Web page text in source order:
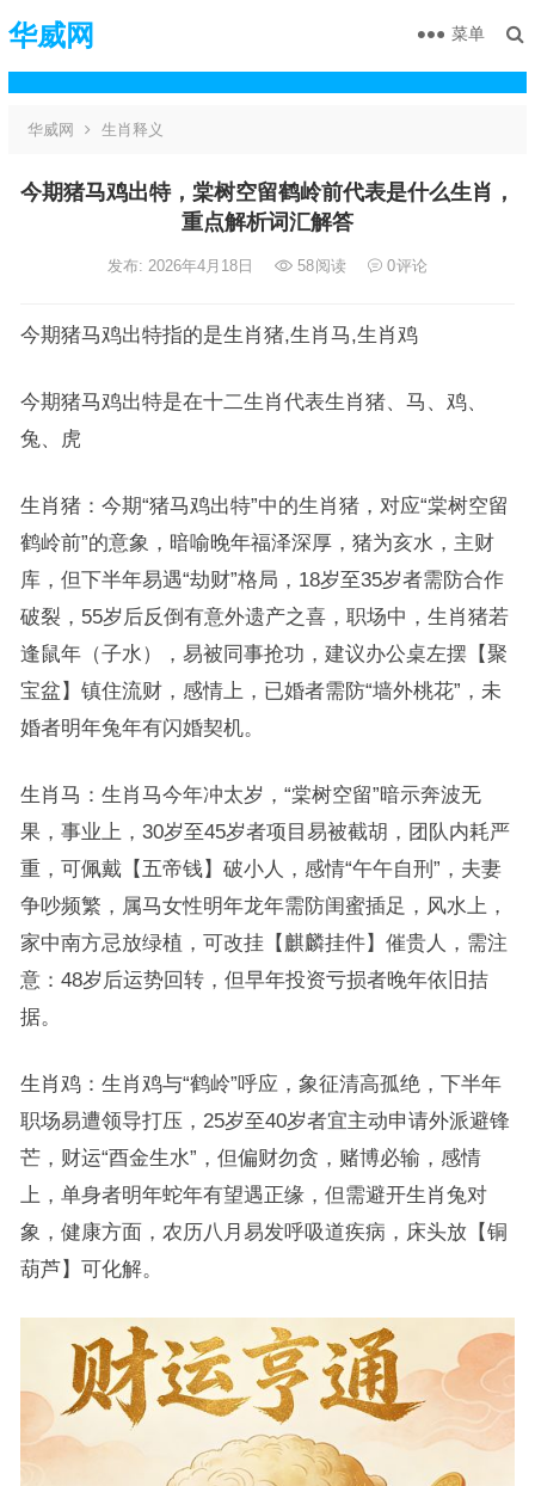
华威网 菜单
华威网 生肖释义
今期猪马鸡出特，棠树空留鹤岭前代表是什么生肖，
重点解析词汇解答
发布: 2026年4月18日 58阅读 0评论
今期猪马鸡出特指的是生肖猪,生肖马,生肖鸡
今期猪马鸡出特是在十二生肖代表生肖猪、马、鸡、
兔、虎
生肖猪：今期“猪马鸡出特”中的生肖猪，对应“棠树空留
鹤岭前”的意象，暗喻晚年福泽深厚，猪为亥水，主财
库，但下半年易遇“劫财”格局，18岁至35岁者需防合作
破裂，55岁后反倒有意外遗产之喜，职场中，生肖猪若
逢鼠年（子水），易被同事抢功，建议办公桌左摆【聚
宝盆】镇住流财，感情上，已婚者需防“墙外桃花”，未
婚者明年兔年有闪婚契机。
生肖马：生肖马今年冲太岁，“棠树空留”暗示奔波无
果，事业上，30岁至45岁者项目易被截胡，团队内耗严
重，可佩戴【五帝钱】破小人，感情“午午自刑”，夫妻
争吵频繁，属马女性明年龙年需防闺蜜插足，风水上，
家中南方忌放绿植，可改挂【麒麟挂件】催贵人，需注
意：48岁后运势回转，但早年投资亏损者晚年依旧拮
据。
生肖鸡：生肖鸡与“鹤岭”呼应，象征清高孤绝，下半年
职场易遭领导打压，25岁至40岁者宜主动申请外派避锋
芒，财运“酉金生水”，但偏财勿贪，赌博必输，感情
上，单身者明年蛇年有望遇正缘，但需避开生肖兔对
象，健康方面，农历八月易发呼吸道疾病，床头放【铜
葫芦】可化解。